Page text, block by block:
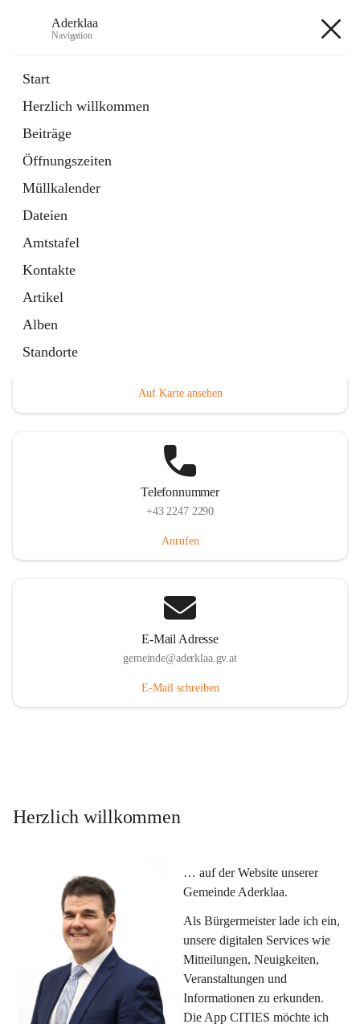
Aderklaa
Navigation
Start
Herzlich willkommen
Beiträge
Öffnungszeiten
Müllkalender
Dateien
Amtstafel
Kontakte
Artikel
Alben
Standorte
6 Schnellzugriffe
Gemeinde
3 Schnellzugriffe
Auf Karte ansehen
Telefonnummer
+43 2247 2290
Anrufen
E-Mail Adresse
gemeinde@aderklaa.gv.at
E-Mail schreiben
Herzlich willkommen
… auf der Website unserer
Gemeinde Aderklaa.
Als Bürgermeister lade ich ein,
unsere digitalen Services wie
Mitteilungen, Neuigkeiten,
Veranstaltungen und
Informationen zu erkunden.
Die App CITIES möchte ich